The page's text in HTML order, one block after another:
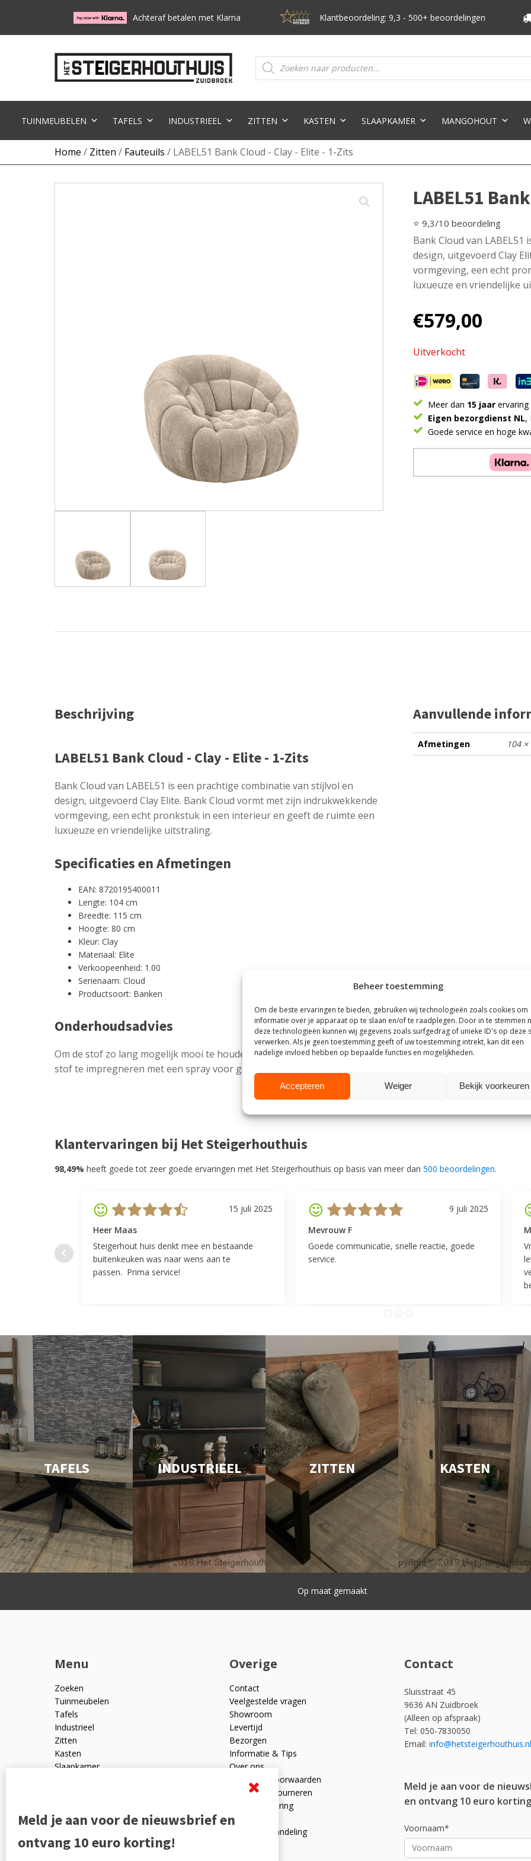
Beheer toestemming
Om de beste ervaringen te bieden, gebruiken wij technologieën zoals cookies om
informatie over je apparaat op te slaan en/of te raadplegen. Door in te stemmen
deze technologieën kunnen wij gegevens zoals surfgedrag of unieke ID's op deze
verwerken. Als je geen toestemming geeft of uw toestemming intrekt, kan dit een
nadelige invloed hebben op bepaalde functies en mogelijkheden.
Accepteren Weiger Bekijk voorkeuren
Achteraf betalen met Klarna Klantbeoordeling: 9,3 - 500+ beoordelingen
Producten
zoeken
TUINMEUBELEN TAFELS INDUSTRIEEL ZITTEN KASTEN SLAAPKAMER MANGOHOUT
Home / Zitten / Fauteuils / LABEL51 Bank Cloud - Clay - Elite - 1-Zits
LABEL51
⭐ 9,3/10 beoordeling
Bank Cloud van
design, uitgevoerd Clay
vormgeving, een echt
luxueuze en vriendelijke
€579,00
Uitverkocht
Meer dan 15 jaar ervaring
Eigen bezorgdienst NL,
Goede service en hoge
Beschrijving
LABEL51 Bank Cloud - Clay - Elite - 1-Zits
Bank Cloud van LABEL51 is een prachtige combinatie van stijlvol en
design, uitgevoerd Clay Elite. Bank Cloud vormt met zijn indrukwekkende
vormgeving, een echt pronkstuk in een interieur en geeft de ruimte een
luxueuze en vriendelijke uitstraling.
Specificaties en Afmetingen
EAN: 8720195400011
Lengte: 104 cm
Breedte: 115 cm
Hoogte: 80 cm
Kleur: Clay
Materiaal: Elite
Verkoopeenheid: 1.00
Serienaam: Cloud
Productsoort: Banken
Onderhoudsadvies
Om de stof zo lang mogelijk mooi te houden wordt er geadviseerd om de
stof te impregneren met een spray voor gebruik.
Aanvullende
Afmetingen 104
Klantervaringen bij Het Steigerhouthuis
98,49% heeft goede tot zeer goede ervaringen met Het Steigerhouthuis op basis van meer dan 500 beoordelingen.
15 juli 2025
Heer Maas
Steigerhout huis denkt mee en bestaande
buitenkeuken was naar wens aan te
passen. Prima service!
9 juli 2025
Mevrouw F
Goede communicatie, snelle reactie, goede
service.
TAFELS INDUSTRIEEL ZITTEN KASTEN
Menu
Zoeken
Tuinmeubelen
Tafels
Industrieel
Zitten
Kasten
Slaapkamer
Outlet
Overige
Contact
Veelgestelde vragen
Showroom
Levertijd
Bezorgen
Informatie & Tips
Over ons
Algemene voorwaarden
Ruilen en retourneren
Privacyverklaring
Reviewpolicy
Klachtenafhandeling
Contact
Sluisstraat 45
9636 AN Zuidbroek
(Alleen op afspraak)
Tel: 050-7830050
Email: info@hetsteigerhouthuis.nl
Meld je aan voor de
en ontvang 10 euro
Voornaam*
Meld je aan voor de nieuwsbrief en
ontvang 10 euro korting!